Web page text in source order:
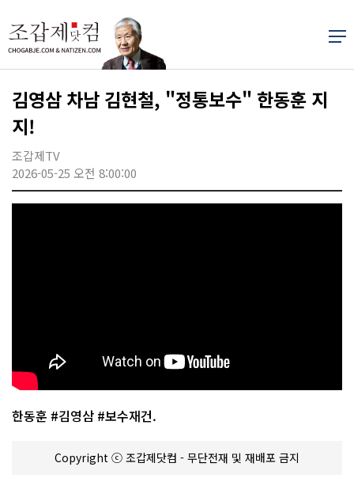
김영삼 차남 김현철, "정통보수" 한동훈 지
지!
조갑제TV
2026-05-25 오전 8:00:00
한동훈 #김영삼 #보수재건.
Copyright ⓒ 조갑제닷컴 - 무단전재 및 재배포 금지